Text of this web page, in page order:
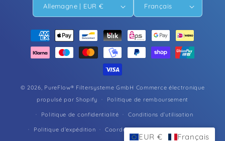
Allemagne | EUR € Français
Moyens
paiement
© 2026, PureFlow® Filtersysteme GmbH Commerce électronique
propulsé par Shopify
Politique de remboursement
Politique de confidentialité Conditions d’utilisation
Politique d’expédition Coordonnées Mentions légales
EUR € Français